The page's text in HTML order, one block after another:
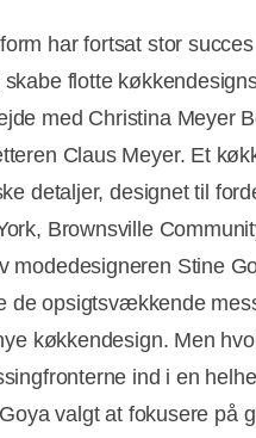
har fortsat stor
flotte
med Christina Meyer
Claus Meyer. Et
detaljer, designet til
Brownsville
modedesigneren Stine
de opsigtsvækkende
køkkendesign. Men
ind i en
valgt at fokusere på